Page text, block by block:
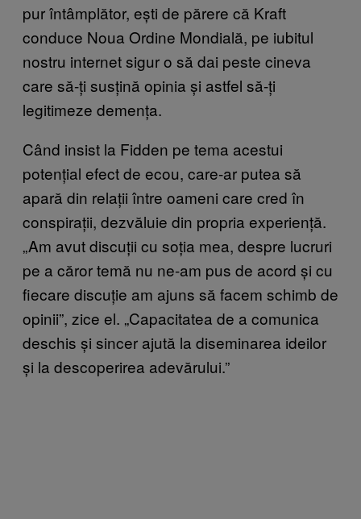
pur întâmplător, ești de părere că Kraft
conduce Noua Ordine Mondială, pe iubitul
nostru internet sigur o să dai peste cineva
care să-ți susțină opinia și astfel să-ți
legitimeze demența.
Când insist la Fidden pe tema acestui
potențial efect de ecou, care-ar putea să
apară din relații între oameni care cred în
conspirații, dezvăluie din propria experiență.
„Am avut discuții cu soția mea, despre lucruri
pe a căror temă nu ne-am pus de acord și cu
fiecare discuție am ajuns să facem schimb de
opinii”, zice el. „Capacitatea de a comunica
deschis și sincer ajută la diseminarea ideilor
și la descoperirea adevărului.”